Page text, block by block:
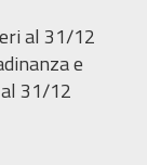
al 31/12
e
31/12